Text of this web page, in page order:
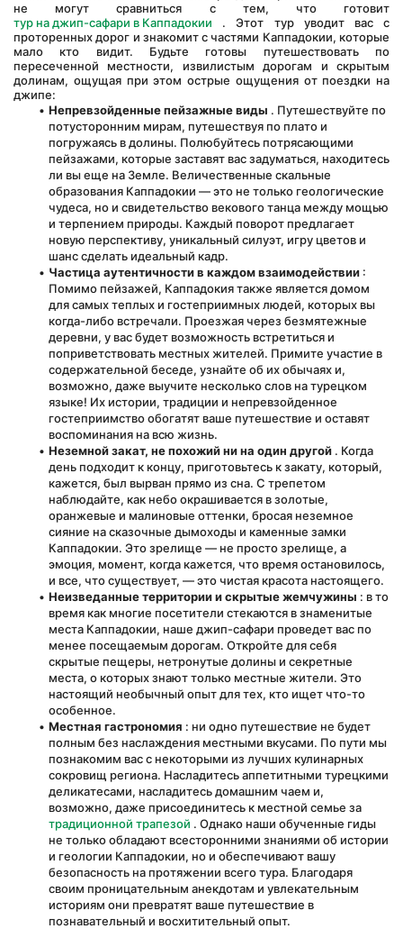
не могут сравниться с тем, что готовит
тур на джип-сафари в Каппадокии . Этот тур уводит вас с
проторенных дорог и знакомит с частями Каппадокии, которые
мало кто видит. Будьте готовы путешествовать по
пересеченной местности, извилистым дорогам и скрытым
долинам, ощущая при этом острые ощущения от поездки на
джипе:
Непревзойденные пейзажные виды . Путешествуйте по
потусторонним мирам, путешествуя по плато и
погружаясь в долины. Полюбуйтесь потрясающими
пейзажами, которые заставят вас задуматься, находитесь
ли вы еще на Земле. Величественные скальные
образования Каппадокии — это не только геологические
чудеса, но и свидетельство векового танца между мощью
и терпением природы. Каждый поворот предлагает
новую перспективу, уникальный силуэт, игру цветов и
шанс сделать идеальный кадр.
Частица аутентичности в каждом взаимодействии :
Помимо пейзажей, Каппадокия также является домом
для самых теплых и гостеприимных людей, которых вы
когда-либо встречали. Проезжая через безмятежные
деревни, у вас будет возможность встретиться и
поприветствовать местных жителей. Примите участие в
содержательной беседе, узнайте об их обычаях и,
возможно, даже выучите несколько слов на турецком
языке! Их истории, традиции и непревзойденное
гостеприимство обогатят ваше путешествие и оставят
воспоминания на всю жизнь.
Неземной закат, не похожий ни на один другой . Когда
день подходит к концу, приготовьтесь к закату, который,
кажется, был вырван прямо из сна. С трепетом
наблюдайте, как небо окрашивается в золотые,
оранжевые и малиновые оттенки, бросая неземное
сияние на сказочные дымоходы и каменные замки
Каппадокии. Это зрелище — не просто зрелище, а
эмоция, момент, когда кажется, что время остановилось,
и все, что существует, — это чистая красота настоящего.
Неизведанные территории и скрытые жемчужины : в то
время как многие посетители стекаются в знаменитые
места Каппадокии, наше джип-сафари проведет вас по
менее посещаемым дорогам. Откройте для себя
скрытые пещеры, нетронутые долины и секретные
места, о которых знают только местные жители. Это
настоящий необычный опыт для тех, кто ищет что-то
особенное.
Местная гастрономия : ни одно путешествие не будет
полным без наслаждения местными вкусами. По пути мы
познакомим вас с некоторыми из лучших кулинарных
сокровищ региона. Насладитесь аппетитными турецкими
деликатесами, насладитесь домашним чаем и,
возможно, даже присоединитесь к местной семье за
традиционной трапезой . Однако наши обученные гиды
не только обладают всесторонними знаниями об истории
и геологии Каппадокии, но и обеспечивают вашу
безопасность на протяжении всего тура. Благодаря
своим проницательным анекдотам и увлекательным
историям они превратят ваше путешествие в
познавательный и восхитительный опыт.